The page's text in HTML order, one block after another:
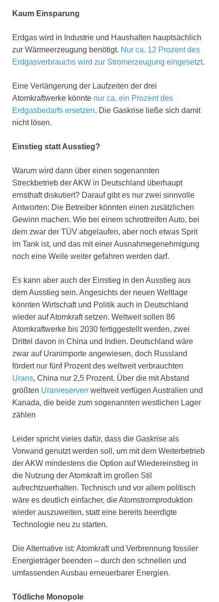
Kaum Einsparung
Erdgas wird in Industrie und Haushalten hauptsächlich
zur Wärmeerzeugung benötigt. Nur ca. 12 Prozent des
Erdgasverbrauchs wird zur Stromerzeugung eingesetzt.
Eine Verlängerung der Laufzeiten der drei
Atomkraftwerke könnte nur ca. ein Prozent des
Erdgasbedarfs ersetzen. Die Gaskrise ließe sich damit
nicht lösen.
Einstieg statt Ausstieg?
Warum wird dann über einen sogenannten
Streckbetrieb der AKW in Deutschland überhaupt
ernsthaft diskutiert? Darauf gibt es nur zwei sinnvolle
Antworten: Die Betreiber könnten einen zusätzlichen
Gewinn machen. Wie bei einem schrottreifen Auto, bei
dem zwar der TÜV abgelaufen, aber noch etwas Sprit
im Tank ist, und das mit einer Ausnahmegenehmigung
noch eine Weile weiter gefahren werden darf.
Es kann aber auch der Einstieg in den Ausstieg aus
dem Ausstieg sein. Angesichts der neuen Weltlage
könnten Wirtschaft und Politik auch in Deutschland
wieder auf Atomkraft setzen. Weltweit sollen 86
Atomkraftwerke bis 2030 fertiggestellt werden, zwei
Drittel davon in China und Indien. Deutschland wäre
zwar auf Uranimporte angewiesen, doch Russland
fördert nur fünf Prozent des weltweit verbrauchten
Urans, China nur 2,5 Prozent. Über die mit Abstand
größten Uranreserven weltweit verfügen Australien und
Kanada, die beide zum sogenannten westlichen Lager
zählen
Leider spricht vieles dafür, dass die Gaskrise als
Vorwand genutzt werden soll, um mit dem Weiterbetrieb
der AKW mindestens die Option auf Wiedereinstieg in
die Nutzung der Atomkraft im großen Stil
aufrechtzuerhalten. Technisch und vor allem politisch
wäre es deutlich einfacher, die Atomstromproduktion
wieder auszuweiten, statt eine bereits beerdigte
Technologie neu zu starten.
Die Alternative ist: Atomkraft und Verbrennung fossiler
Energieträger beenden – durch den schnellen und
umfassenden Ausbau erneuerbarer Energien.
Tödliche Monopole